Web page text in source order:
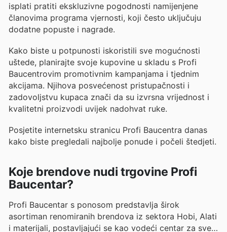
isplati pratiti ekskluzivne pogodnosti namijenjene
članovima programa vjernosti, koji često uključuju
dodatne popuste i nagrade.
Kako biste u potpunosti iskoristili sve mogućnosti
uštede, planirajte svoje kupovine u skladu s Profi
Baucentrovim promotivnim kampanjama i tjednim
akcijama. Njihova posvećenost pristupačnosti i
zadovoljstvu kupaca znači da su izvrsna vrijednost i
kvalitetni proizvodi uvijek nadohvat ruke.
Posjetite internetsku stranicu Profi Baucentra danas
kako biste pregledali najbolje ponude i počeli štedjeti.
Koje brendove nudi trgovine Profi
Baucentar?
Profi Baucentar s ponosom predstavlja širok
asortiman renomiranih brendova iz sektora Hobi, Alati
i materijali, postavljajući se kao vodeći centar za sve